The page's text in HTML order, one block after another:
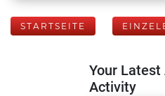
STARTSEITE
Your Latest
Activity